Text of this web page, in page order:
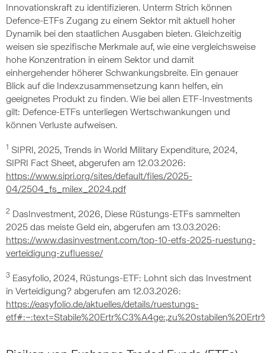
Innovationskraft zu identifizieren. Unterm Strich können
Defence-ETFs Zugang zu einem Sektor mit aktuell hoher
Dynamik bei den staatlichen Ausgaben bieten. Gleichzeitig
weisen sie spezifische Merkmale auf, wie eine vergleichsweise
hohe Konzentration in einem Sektor und damit
einhergehender höherer Schwankungsbreite. Ein genauer
Blick auf die Indexzusammensetzung kann helfen, ein
geeignetes Produkt zu finden. Wie bei allen ETF-Investments
gilt: Defence-ETFs unterliegen Wertschwankungen und
können Verluste aufweisen.
1 SIPRI, 2025, Trends in World Military Expenditure, 2024,
SIPRI Fact Sheet, abgerufen am 12.03.2026:
https://www.sipri.org/sites/default/files/2025-
04/2504_fs_milex_2024.pdf
2 DasInvestment, 2026, Diese Rüstungs-ETFs sammelten
2025 das meiste Geld ein, abgerufen am 13.03.2026:
https://www.dasinvestment.com/top-10-etfs-2025-ruestung-
verteidigung-zufluesse/
3 Easyfolio, 2024, Rüstungs-ETF: Lohnt sich das Investment
in Verteidigung? abgerufen am 12.03.2026:
https://easyfolio.de/aktuelles/details/ruestungs-